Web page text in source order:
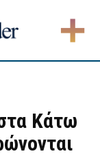
Κάτω